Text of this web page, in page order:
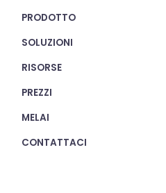
PRODOTTO
SOLUZIONI
RISORSE
PREZZI
MELAI
CONTATTACI